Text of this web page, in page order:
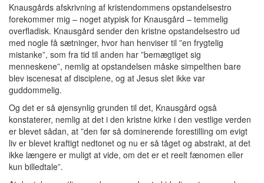
Knausgårds afskrivning af kristendommens opstandelsestro
forekommer mig – noget atypisk for Knausgård – temmelig
overfladisk. Knausgård sender den kristne opstandelsestro ud
med nogle få sætninger, hvor han henviser til ”en frygtelig
mistanke”, som fra tid til anden har ”bemægtiget sig
menneskene”, nemlig at opstandelsen måske simpelthen bare
blev iscenesat af disciplene, og at Jesus slet ikke var
guddommelig.
Og det er så øjensynlig grunden til det, Knausgård også
konstaterer, nemlig at det i den kristne kirke i den vestlige verden
er blevet sådan, at ”den før så dominerende forestilling om evigt
liv er blevet kraftigt nedtonet og nu er så tåget og abstrakt, at det
ikke længere er muligt at vide, om det er et reelt fænomen eller
kun billedtale”.